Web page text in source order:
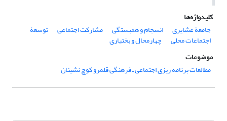
کلیدواژه‌ها
جامعۀ عشایری
انسجام و همبستگی مشارکت اجتماعی توسعۀ
اجتماعات محلی
چهارمحال و بختیاری
موضوعات
مطالعات برنامه ریزی اجتماعی ـ فرهنگی قلمرو کوچ نشینان